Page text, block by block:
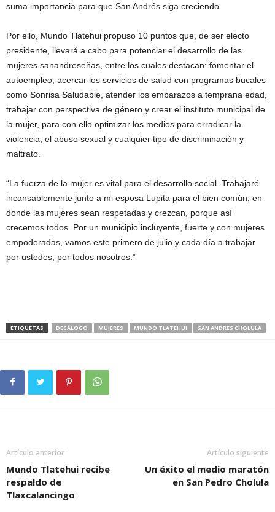
suma importancia para que San Andrés siga creciendo.
Por ello, Mundo Tlatehui propuso 10 puntos que, de ser electo
presidente, llevará a cabo para potenciar el desarrollo de las
mujeres sanandreseñas, entre los cuales destacan: fomentar el
autoempleo, acercar los servicios de salud con programas bucales
como Sonrisa Saludable, atender los embarazos a temprana edad,
trabajar con perspectiva de género y crear el instituto municipal de
la mujer, para con ello optimizar los medios para erradicar la
violencia, el abuso sexual y cualquier tipo de discriminación y
maltrato.
“La fuerza de la mujer es vital para el desarrollo social. Trabajaré
incansablemente junto a mi esposa Lupita para el bien común, en
donde las mujeres sean respetadas y crezcan, porque así
crecemos todos. Por un municipio incluyente, fuerte y con mujeres
empoderadas, vamos este primero de julio y cada día a trabajar
por ustedes, por todos nosotros.”
ETIQUETAS DECÁLOGO MUJERES MUNDO TLATEHUI SAN ANDRES CHOLULA
Artículo anterior
Mundo Tlatehui recibe
respaldo de
Tlaxcalancingo
Artículo siguiente
Un éxito el medio maratón
en San Pedro Cholula